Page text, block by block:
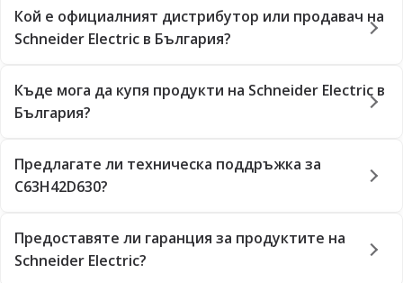
Кой е официалният дистрибутор или продавач на
Schneider Electric в България?
Къде мога да купя продукти на Schneider Electric в
България?
Предлагате ли техническа поддръжка за
C63H42D630?
Предоставяте ли гаранция за продуктите на
Schneider Electric?